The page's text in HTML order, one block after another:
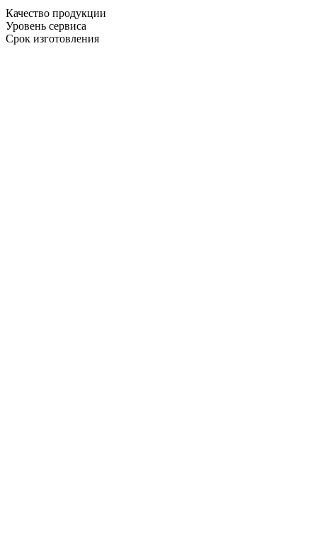
Качество продукции
Уровень сервиса
Срок изготовления